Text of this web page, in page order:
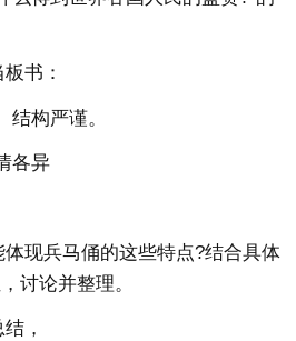
书：
构严谨。
各异
现兵马俑的这些特点?结合具体
讨论并整理。
，